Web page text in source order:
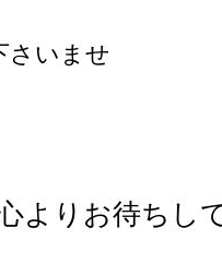
さいませ
よりお待ちし